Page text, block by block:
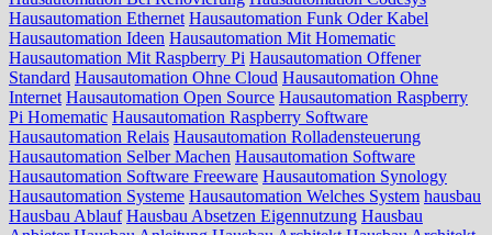
Hausautomation Ethernet Hausautomation Funk Oder Kabel
Hausautomation Ideen Hausautomation Mit Homematic
Hausautomation Mit Raspberry Pi Hausautomation Offener
Standard Hausautomation Ohne Cloud Hausautomation Ohne
Internet Hausautomation Open Source Hausautomation Raspberry
Pi Homematic Hausautomation Raspberry Software
Hausautomation Relais Hausautomation Rolladensteuerung
Hausautomation Selber Machen Hausautomation Software
Hausautomation Software Freeware Hausautomation Synology
Hausautomation Systeme Hausautomation Welches System hausbau
Hausbau Ablauf Hausbau Absetzen Eigennutzung Hausbau